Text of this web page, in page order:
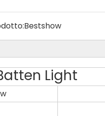
Bestshow
Light